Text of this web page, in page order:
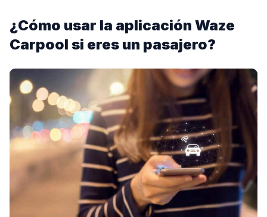
¿Cómo usar la aplicación Waze
Carpool si eres un pasajero?